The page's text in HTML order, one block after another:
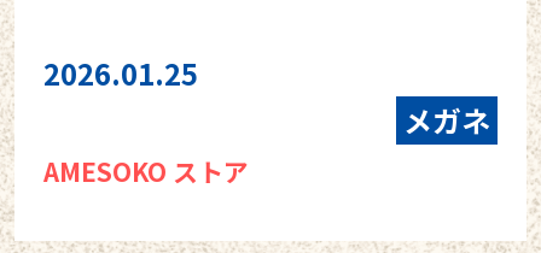
2026.01.25
メガネ
AMESOKO ストア